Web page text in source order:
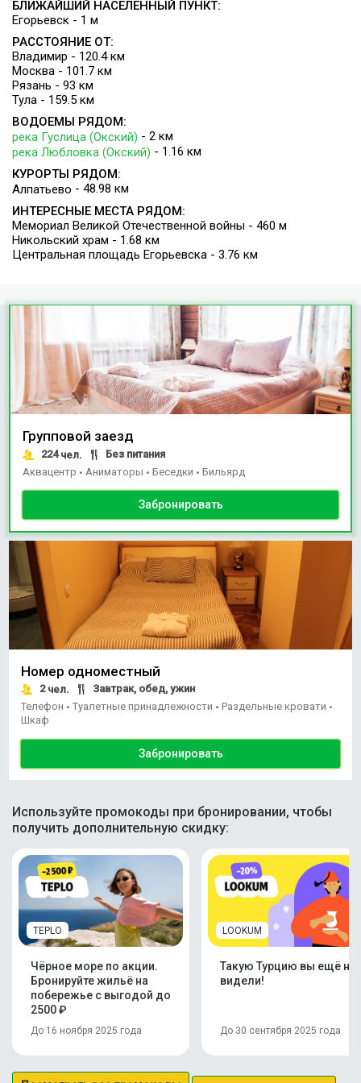
БЛИЖАЙШИЙ НАСЕЛЕННЫЙ ПУНКТ:
Егорьевск - 1 м
РАССТОЯНИЕ ОТ:
Владимир - 120.4 км
Москва - 101.7 км
Рязань - 93 км
Тула - 159.5 км
ВОДОЕМЫ РЯДОМ:
река Гуслица (Окский) - 2 км
река Любловка (Окский) - 1.16 км
КУРОРТЫ РЯДОМ:
Алпатьево - 48.98 км
ИНТЕРЕСНЫЕ МЕСТА РЯДОМ:
Мемориал Великой Отечественной войны - 460 м
Никольский храм - 1.68 км
Центральная площадь Егорьевска - 3.76 км
Групповой заезд
224чел.
Без питания
Аквацентр • Аниматоры • Беседки • Бильярд
Забронировать
Номер одноместный
2чел.
Завтрак, обед, ужин
Телефон • Туалетные принадлежности • Раздельные кровати •
Шкаф
Забронировать
Используйте промокоды при бронировании, чтобы
получить дополнительную скидку:
TEPLO
Чёрное море по акции.
Бронируйте жильё на
побережье с выгодой до
2500 ₽
До 16 ноября 2025 года
LOOKUM
Такую Турцию вы ещё не
видели!
До 30 сентября 2025 года